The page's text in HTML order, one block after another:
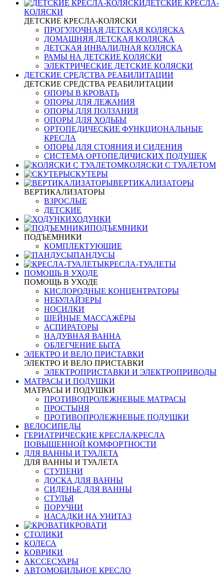
ДЕТСКИЕ КРЕСЛА-
КОЛЯСКИ
ДЕТСКИЕ КРЕСЛА-КОЛЯСКИ
ПРОГУЛОЧНАЯ ДЕТСКАЯ КОЛЯСКА
ДОМАШНЯЯ ДЕТСКАЯ КОЛЯСКА
ДЕТСКАЯ ИНВАЛИДНАЯ КОЛЯСКА
РАМЫ НА ДЕТСКИЕ КОЛЯСКИ
ЭЛЕКТРИЧЕСКИЕ ДЕТСКИЕ КОЛЯСКИ
ДЕТСКИЕ СРЕДСТВА РЕАБИЛИТАЦИИ
ДЕТСКИЕ СРЕДСТВА РЕАБИЛИТАЦИИ
ОПОРЫ В КРОВАТЬ
ОПОРЫ ДЛЯ ЛЕЖАНИЯ
ОПОРЫ ДЛЯ ПОЛЗАНИЯ
ОПОРЫ ДЛЯ ХОДЬБЫ
ОРТОПЕДИЧЕСКИЕ ФУНКЦИОНАЛЬНЫЕ
КРЕСЛА
ОПОРЫ ДЛЯ СТОЯНИЯ И СИДЕНИЯ
СИСТЕМА ОРТОПЕДИЧИСКИХ ПОДУШЕК
КОЛЯСКИ С ТУАЛЕТОМ
СКУТЕРЫ
ВЕРТИКАЛИЗАТОРЫ
ВЕРТИКАЛИЗАТОРЫ
ВЗРОСЛЫЕ
ДЕТСКИЕ
ХОДУНКИ
ПОДЪЕМНИКИ
ПОДЪЕМНИКИ
КОМПЛЕКТУЮЩИЕ
ПАНДУСЫ
КРЕСЛА-ТУАЛЕТЫ
ПОМОЩЬ В УХОДЕ
ПОМОЩЬ В УХОДЕ
КИСЛОРОДНЫЕ КОНЦЕНТРАТОРЫ
НЕБУЛАЙЗЕРЫ
НОСИЛКИ
ШЕЙНЫЕ МАССАЖЁРЫ
АСПИРАТОРЫ
НАДУВНАЯ ВАННА
ОБЛЕГЧЕНИЕ БЫТА
ЭЛЕКТРО И ВЕЛО ПРИСТАВКИ
ЭЛЕКТРО И ВЕЛО ПРИСТАВКИ
ЭЛЕКТРОПРИСТАВКИ И ЭЛЕКТРОПРИВОДЫ
МАТРАСЫ И ПОДУШКИ
МАТРАСЫ И ПОДУШКИ
ПРОТИВОПРОЛЕЖНЕВЫЕ МАТРАСЫ
ПРОСТЫНЯ
ПРОТИВОПРОЛЕЖНЕВЫЕ ПОДУШКИ
ВЕЛОСИПЕДЫ
ГЕРИАТРИЧЕСКИЕ КРЕСЛА/КРЕСЛА
ПОВЫШЕННОЙ КОМФОРТНОСТИ
ДЛЯ ВАННЫ И ТУАЛЕТА
ДЛЯ ВАННЫ И ТУАЛЕТА
СТУПЕНИ
ДОСКА ДЛЯ ВАННЫ
СИДЕНЬЕ ДЛЯ ВАННЫ
СТУЛЬЯ
ПОРУЧНИ
НАСАДКИ НА УНИТАЗ
КРОВАТИ
СТОЛИКИ
КОЛЕСА
КОВРИКИ
АКССЕСУАРЫ
АВТОМОБИЛЬНОЕ КРЕСЛО